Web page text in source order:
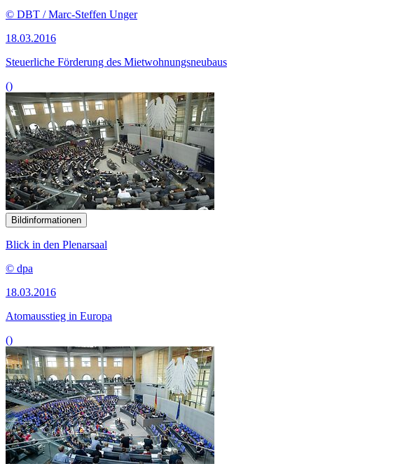
© DBT / Marc-Steffen Unger
18.03.2016
Steuerliche Förderung des Mietwohnungsneubaus
()
Bildinformationen
Blick in den Plenarsaal
© dpa
18.03.2016
Atomausstieg in Europa
()